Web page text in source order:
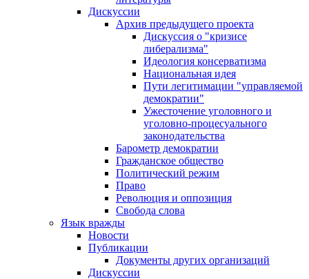
Дискуссии
Архив предыдущего проекта
Дискуссия о "кризисе
либерализма"
Идеология консерватизма
Национальная идея
Пути легитимации "управляемой
демократии"
Ужесточение уголовного и
уголовно-процесуального
законодательства
Барометр демократии
Гражданское общество
Политический режим
Право
Революция и оппозиция
Свобода слова
Язык вражды
Новости
Публикации
Документы других организаций
Дискуссии